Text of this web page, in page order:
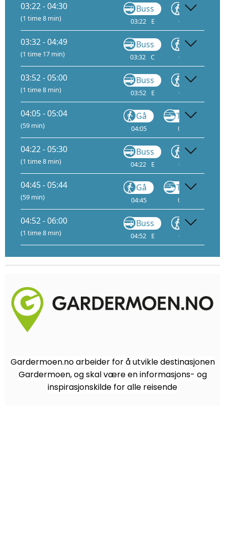
03:22 - 04:30
(1 time 8 min)
Buss
03:22 E
Gå
04:25
03:32 - 04:49
(1 time 17 min)
Buss
03:32 C
Gå
04:01
03:52 - 05:00
(1 time 8 min)
Buss
03:52 E
Gå
04:55
04:05 - 05:04
(59 min)
Gå
04:05
Tog FLY1
04:29
04:22 - 05:30
(1 time 8 min)
Buss
04:22 E
Gå
05:25
04:45 - 05:44
(59 min)
Gå
04:45
Tog FLY1
05:09
04:52 - 06:00
(1 time 8 min)
Buss
04:52 E
Gå
05:55
Gardermoen.no arbeider for å utvikle destinasjonen
Gardermoen, og skal være en informasjons- og
inspirasjonskilde for alle reisende